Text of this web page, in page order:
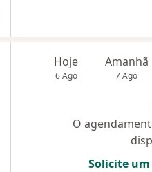
Hoje
6 Ago
Amanhã
7 Ago
O
Solicite